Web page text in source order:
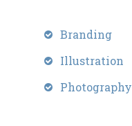
Branding
Illustration
Photography